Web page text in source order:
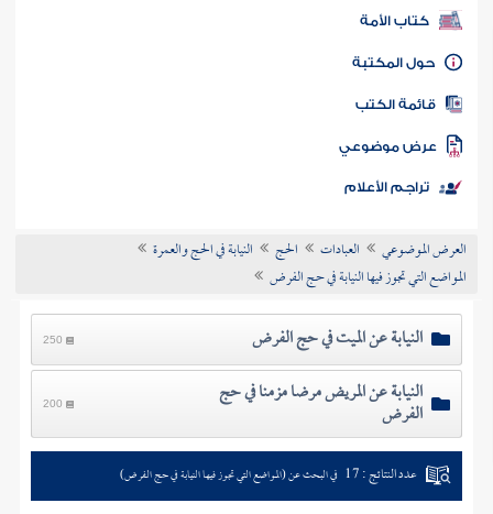
كتب PDF
كتاب الأمة
المكتبة
الكتب
موضوعي
تراجم الأعلام
العرض الموضوعي العبادات الحج
النيابة في الحج والعمرة
المواضع التي تجوز فيها النيابة في حج الفرض
النيابة عن الميت في حج الفرض 250
النيابة عن المريض مرضا مزمنا في حج
الفرض 200
عدد النتائج : 17 في البحث عن (المواضع التي تجوز فيها النيابة في حج الفرض)